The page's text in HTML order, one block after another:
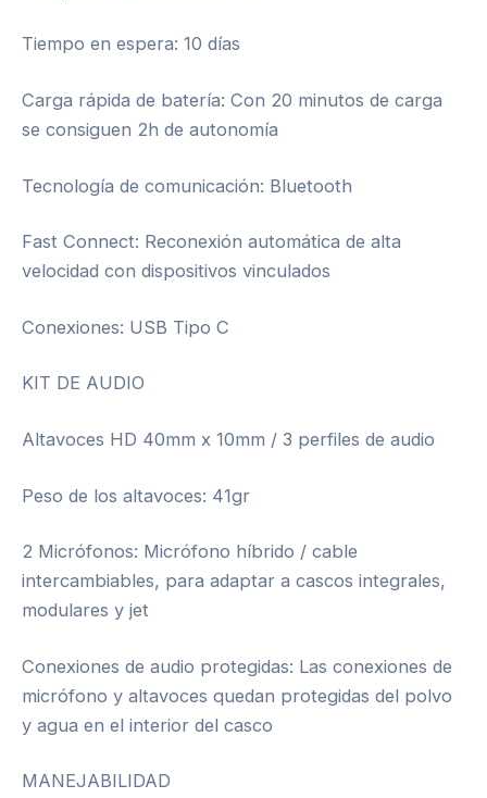
Tiempo en espera: 10 días
Carga rápida de batería: Con 20 minutos de carga
se consiguen 2h de autonomía
Tecnología de comunicación: Bluetooth
Fast Connect: Reconexión automática de alta
velocidad con dispositivos vinculados
Conexiones: USB Tipo C
KIT DE AUDIO
Altavoces HD 40mm x 10mm / 3 perfiles de audio
Peso de los altavoces: 41gr
2 Micrófonos: Micrófono híbrido / cable
intercambiables, para adaptar a cascos integrales,
modulares y jet
Conexiones de audio protegidas: Las conexiones de
micrófono y altavoces quedan protegidas del polvo
y agua en el interior del casco
MANEJABILIDAD